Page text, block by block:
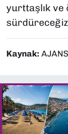
yurttaşlık ve
Kaynak: